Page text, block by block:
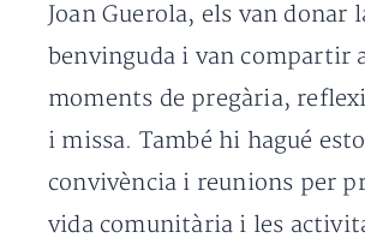
Joan Guerola, els van donar
benvinguda i van compartir
moments de pregària,
i missa. També hi hagué
convivència i reunions per
vida comunitària i les